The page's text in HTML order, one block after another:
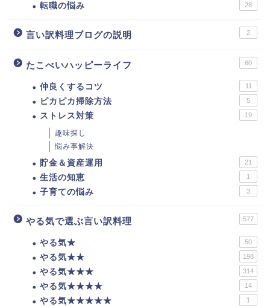
転職の悩み 28
言い訳料理ブログの説明 2
たこべいハッピーライフ 60
仲良くするコツ 11
ピカピカ掃除方法 5
ストレス対策 19
趣味探し
悩み事解決
貯金＆資産運用 21
生活の知恵 1
子育ての悩み 3
やる気で選ぶ言い訳料理 577
やる気★ 50
やる気★★ 198
やる気★★★ 314
やる気★★★★ 14
やる気★★★★★ 1